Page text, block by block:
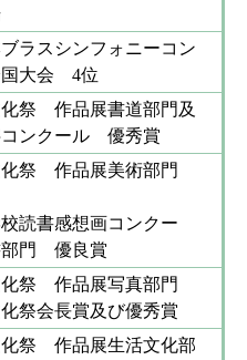
ラスシンフォニーコン
国大会 4位
化祭 作品展書道部門及
コンクール 優秀賞
化祭 作品展美術部門
読書感想画コンクー
門 優良賞
化祭 作品展写真部門
祭会長賞及び優秀賞
化祭 作品展生活文化部